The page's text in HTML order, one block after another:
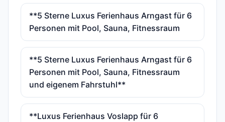
**5 Sterne Luxus Ferienhaus Arngast für 6
Personen mit Pool, Sauna, Fitnessraum
**5 Sterne Luxus Ferienhaus Arngast für 6
Personen mit Pool, Sauna, Fitnessraum
und eigenem Fahrstuhl**
**Luxus Ferienhaus Voslapp für 6